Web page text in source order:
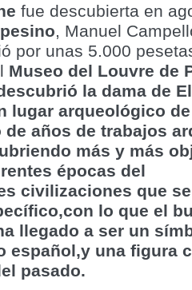
fue descubierta en
, Manuel
por unas 5.000
Museo del Louvre de
la dama de
lugar arqueológico
de años de trabajos
más y más
épocas del
civilizaciones que
lo que el
llegado a ser un
español,y una figura
pasado.